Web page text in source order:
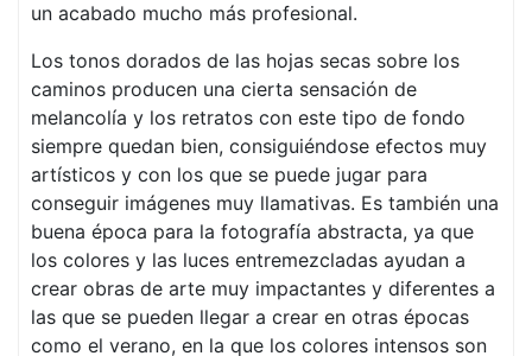
un acabado mucho más profesional.
Los tonos dorados de las hojas secas sobre los
caminos producen una cierta sensación de
melancolía y los retratos con este tipo de fondo
siempre quedan bien, consiguiéndose efectos muy
artísticos y con los que se puede jugar para
conseguir imágenes muy llamativas. Es también una
buena época para la fotografía abstracta, ya que
los colores y las luces entremezcladas ayudan a
crear obras de arte muy impactantes y diferentes a
las que se pueden llegar a crear en otras épocas
como el verano, en la que los colores intensos son